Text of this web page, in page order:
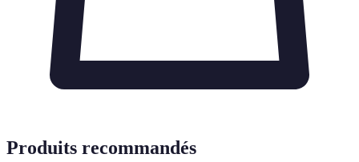
Produits recommandés